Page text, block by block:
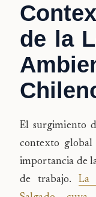
de la
El surgimiento
contexto global
importancia de
de trabajo.La